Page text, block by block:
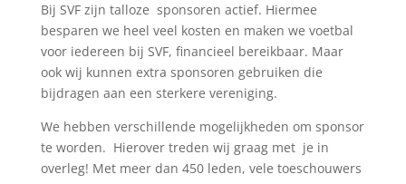
Bij SVF zijn talloze sponsoren actief. Hiermee
besparen we heel veel kosten en maken we voetbal
voor iedereen bij SVF, financieel bereikbaar. Maar
ook wij kunnen extra sponsoren gebruiken die
bijdragen aan een sterkere vereniging.
We hebben verschillende mogelijkheden om sponsor
te worden. Hierover treden wij graag met je in
overleg! Met meer dan 450 leden, vele toeschouwers